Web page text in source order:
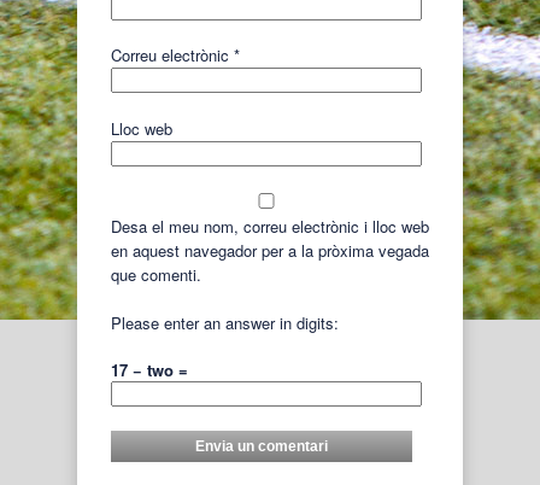
Correu electrònic *
Lloc web
Desa el meu nom, correu electrònic i lloc web
en aquest navegador per a la pròxima vegada
que comenti.
Please enter an answer in digits:
17 − two =